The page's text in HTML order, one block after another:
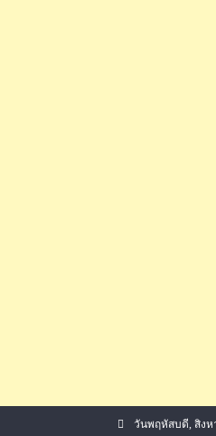
วันพฤหัสบดี, สิงห